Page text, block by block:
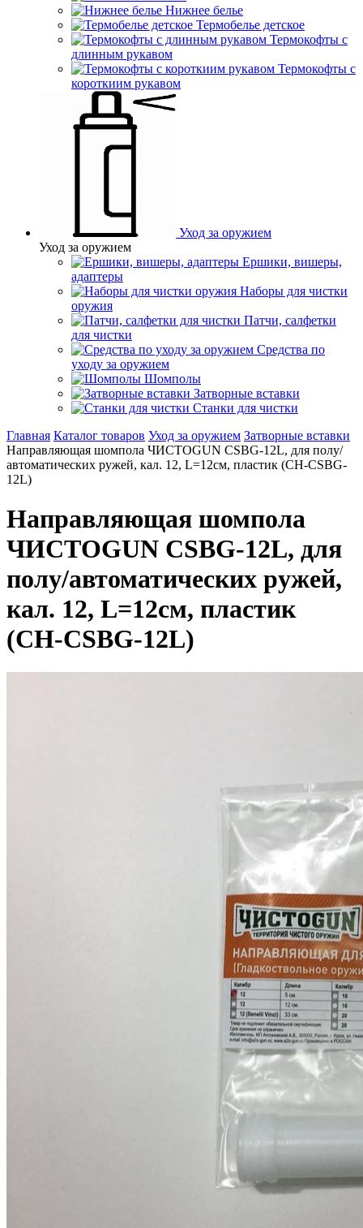
Нижнее белье
Термобелье детское
Термокофты с
длинным рукавом
Термокофты с
короткиим рукавом
Уход за оружием
Уход за оружием
Ершики, вишеры,
адаптеры
Наборы для чистки
оружия
Патчи, салфетки
для чистки
Средства по
уходу за оружием
Шомполы
Затворные вставки
Станки для чистки
Главная Каталог товаров Уход за оружием Затворные вставки
Направляющая шомпола ЧИСТОGUN CSBG-12L, для полу/
автоматических ружей, кал. 12, L=12см, пластик (CH-CSBG-
12L)
Направляющая шомпола
ЧИСТОGUN CSBG-12L, для
полу/автоматических ружей,
кал. 12, L=12см, пластик
(CH-CSBG-12L)